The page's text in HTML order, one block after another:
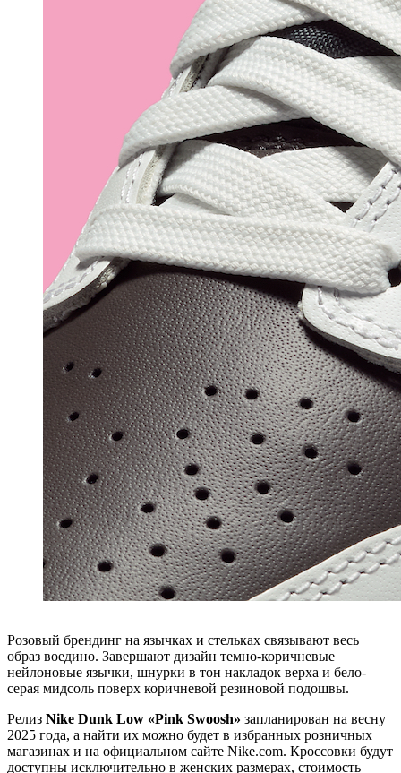
Розовый брендинг на язычках и стельках связывают весь
образ воедино. Завершают дизайн темно-коричневые
нейлоновые язычки, шнурки в тон накладок верха и бело-
серая мидсоль поверх коричневой резиновой подошвы.
Релиз Nike Dunk Low «Pink Swoosh» запланирован на весну
2025 года, а найти их можно будет в избранных розничных
магазинах и на официальном сайте Nike.com. Кроссовки будут
доступны исключительно в женских размерах, стоимость